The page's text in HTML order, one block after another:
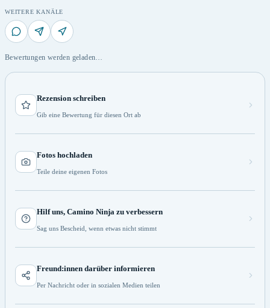
WEITERE KANÄLE
Bewertungen werden geladen…
Rezension schreiben
Gib eine Bewertung für diesen Ort ab
Fotos hochladen
Teile deine eigenen Fotos
Hilf uns, Camino Ninja zu verbessern
Sag uns Bescheid, wenn etwas nicht stimmt
Freund:innen darüber informieren
Per Nachricht oder in sozialen Medien teilen